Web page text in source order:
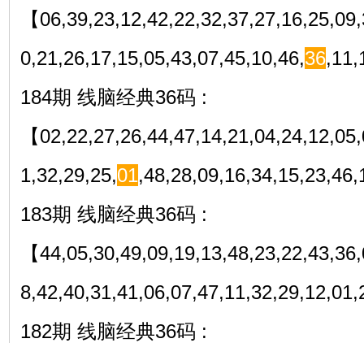
【
0,21,26,17,15,05,43,07,45,10,46,36
184期 线脑经典36码 :
【
1,32,29,25,01
183期 线脑经典36码 :
【
182期 线脑经典36码 :